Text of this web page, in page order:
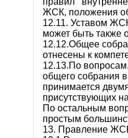
ЖСК, положения
12.11. Уставом
может быть также
12.12.Общее
отнесены к
12.13.По
общего собрания
принимается
присутствующих
По остальным
простым
13. Правление